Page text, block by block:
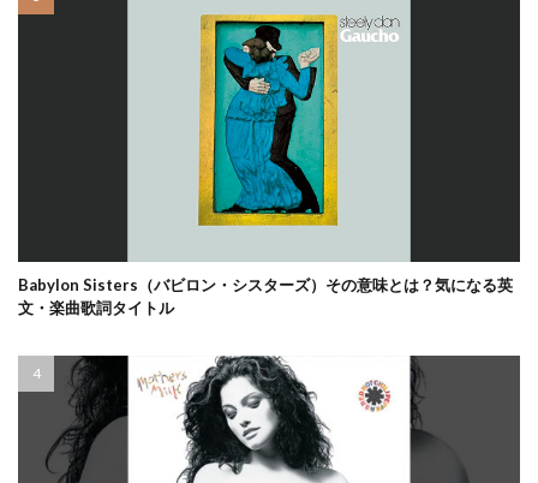
Babylon Sisters（バビロン・シスターズ）その意味とは？気になる英
文・楽曲歌詞タイトル